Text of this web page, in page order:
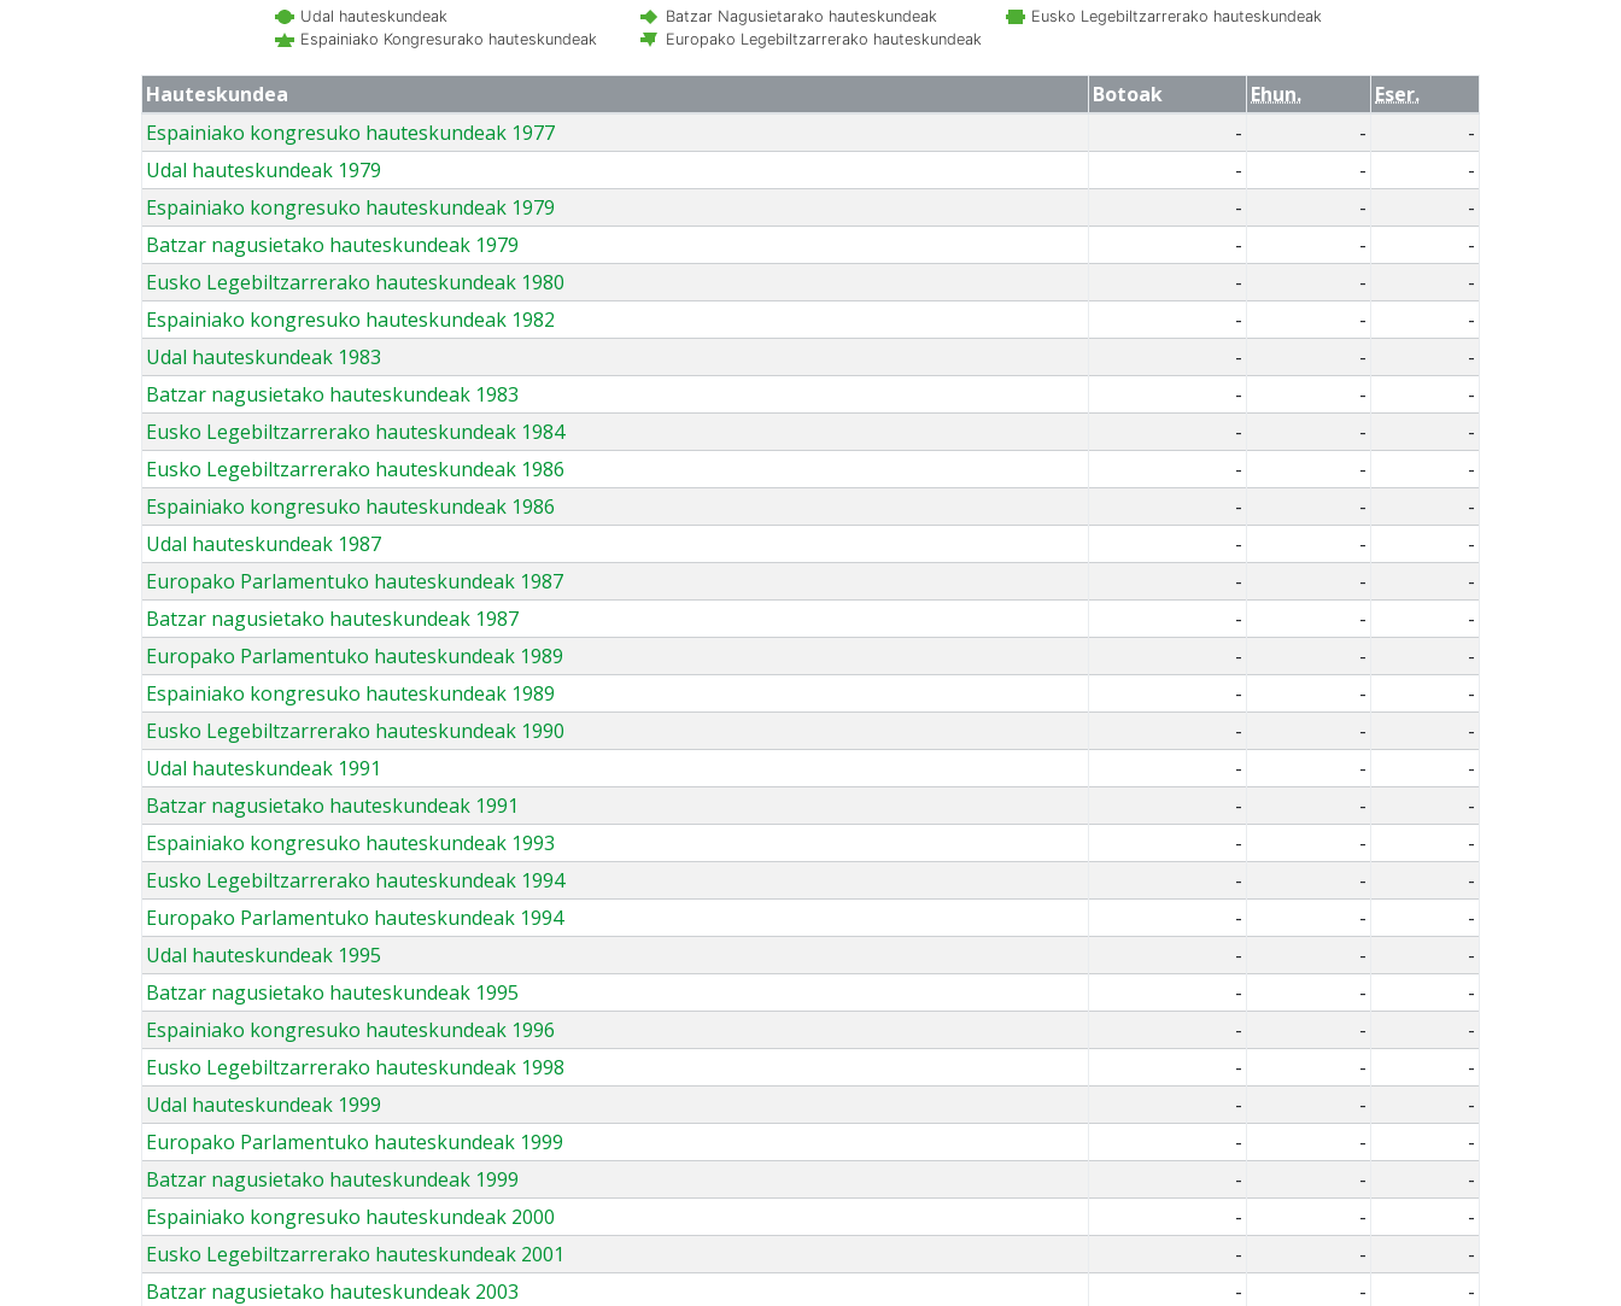
Udal hauteskundeak Batzar Nagusietarako hauteskundeak
Eusko Legebiltzarrerako hauteskundeak
Espainiako Kongresurako hauteskundeak
Europako Legebiltzarrerako hauteskundeak
Hauteskundea Botoak Ehun.
Eser.
Espainiako kongresuko hauteskundeak 1977
- -
-
Udal hauteskundeak 1979
- -
-
Espainiako kongresuko hauteskundeak 1979
- -
-
Batzar nagusietako hauteskundeak 1979
- -
-
Eusko Legebiltzarrerako hauteskundeak 1980
- -
-
Espainiako kongresuko hauteskundeak 1982
- -
-
Udal hauteskundeak 1983
- -
-
Batzar nagusietako hauteskundeak 1983
- -
-
Eusko Legebiltzarrerako hauteskundeak 1984
- -
-
Eusko Legebiltzarrerako hauteskundeak 1986
- -
-
Espainiako kongresuko hauteskundeak 1986
- -
-
Udal hauteskundeak 1987
- -
-
Europako Parlamentuko hauteskundeak 1987
- -
-
Batzar nagusietako hauteskundeak 1987
- -
-
Europako Parlamentuko hauteskundeak 1989
- -
-
Espainiako kongresuko hauteskundeak 1989
- -
-
Eusko Legebiltzarrerako hauteskundeak 1990
- -
-
Udal hauteskundeak 1991
- -
-
Batzar nagusietako hauteskundeak 1991
- -
-
Espainiako kongresuko hauteskundeak 1993
- -
-
Eusko Legebiltzarrerako hauteskundeak 1994
- -
-
Europako Parlamentuko hauteskundeak 1994
- -
-
Udal hauteskundeak 1995
- -
-
Batzar nagusietako hauteskundeak 1995
- -
-
Espainiako kongresuko hauteskundeak 1996
- -
-
Eusko Legebiltzarrerako hauteskundeak 1998
- -
-
Udal hauteskundeak 1999
- -
-
Europako Parlamentuko hauteskundeak 1999
- -
-
Batzar nagusietako hauteskundeak 1999
- -
-
Espainiako kongresuko hauteskundeak 2000
- -
-
Eusko Legebiltzarrerako hauteskundeak 2001
- -
-
Batzar nagusietako hauteskundeak 2003
- -
-